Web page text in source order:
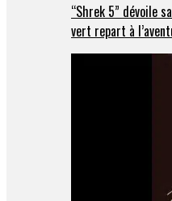
“Shrek 5” dévoile
vert repart à